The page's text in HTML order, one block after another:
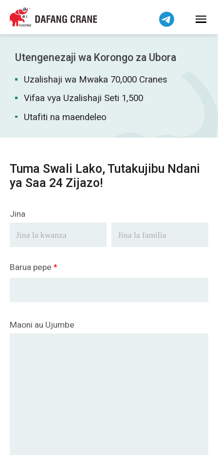
Utengenezaji wa Korongo za Ubora
Uzalishaji wa Mwaka 70,000 Cranes
Vifaa vya Uzalishaji Seti 1,500
Utafiti na maendeleo
Tuma Swali Lako, Tutakujibu Ndani
ya Saa 24 Zijazo!
Jina
Barua pepe *
Maoni au Ujumbe
हिन्दी
Bahasa Indonesia
Bahasa Melayu
Tiếng Việt
简体中文
বাংলা
فارسی
Pilipino
Čeština
Беларуская мова
Dansk
Norsk